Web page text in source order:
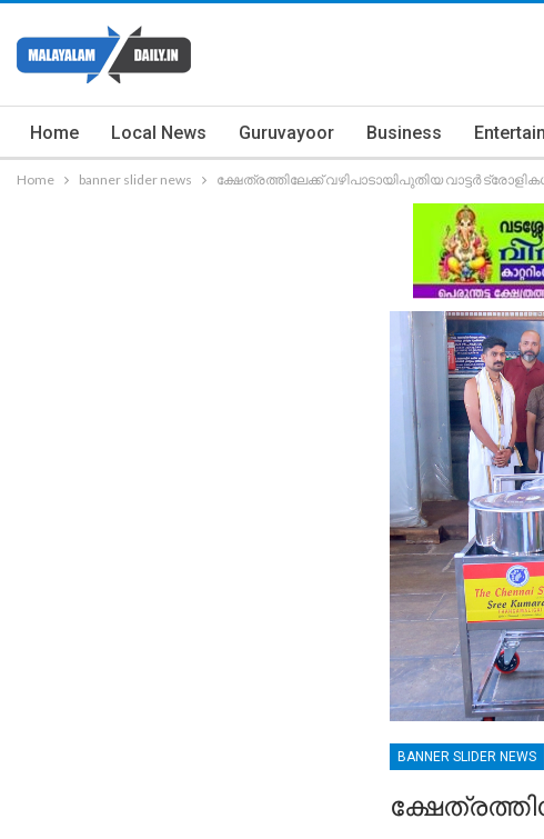
Home Local News Guruvayoor Business
Home banner slider news ക്ഷേത്രത്തിലേക്ക് വഴിപാടായിപുതിയ വാട്ടർ
BANNER SLIDER NEWS